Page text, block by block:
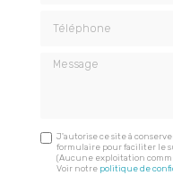
Message
J'autorise ce site à
formulaire pour faciliter le
(Aucune exploitation
Voir notre politique de